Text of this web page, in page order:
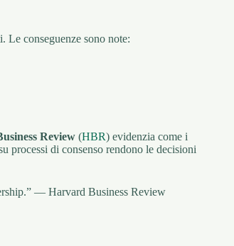
Le conseguenze sono note:
Review (HBR) evidenzia come i
processi di consenso rendono le decisioni
— Harvard Business Review